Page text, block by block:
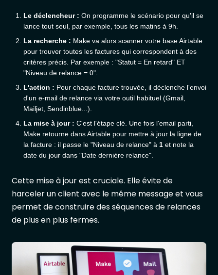
Le déclencheur : On programme le scénario pour qu'il se
lance tout seul, par exemple, tous les matins à 9h.
La recherche : Make va alors scanner votre base Airtable
pour trouver toutes les factures qui correspondent à des
critères précis. Par exemple : "Statut = En retard" ET
"Niveau de relance = 0".
L'action : Pour chaque facture trouvée, il déclenche l'envoi
d'un e-mail de relance via votre outil habituel (Gmail,
Mailjet, Sendinblue...).
La mise à jour : C'est l'étape clé. Une fois l'email parti,
Make retourne dans Airtable pour mettre à jour la ligne de
la facture : il passe le "Niveau de relance" à 1 et note la
date du jour dans "Date dernière relance".
Cette mise à jour est cruciale. Elle évite de
harceler un client avec le même message et vous
permet de construire des séquences de relances
de plus en plus fermes.